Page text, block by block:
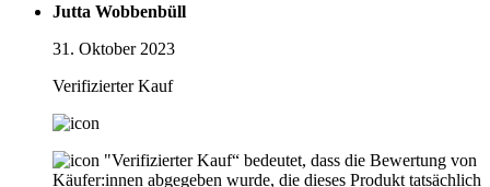
Jutta Wobbenbüll
31. Oktober 2023
Verifizierter Kauf
"Verifizierter Kauf“ bedeutet, dass die Bewertung von
Käufer:innen abgegeben wurde, die dieses Produkt tatsächlich